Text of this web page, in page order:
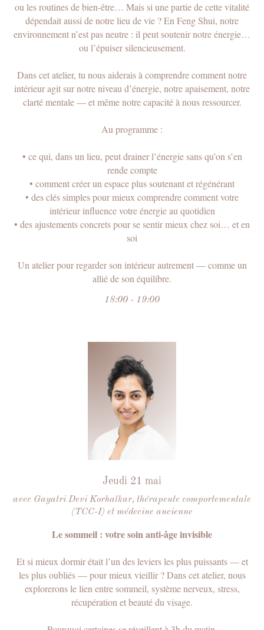
ou les routines de bien-être… Mais si une partie de cette vitalité
dépendait aussi de notre lieu de vie ? En Feng Shui, notre
environnement n’est pas neutre : il peut soutenir notre énergie…
ou l’épuiser silencieusement.
Dans cet atelier, tu nous aiderais à comprendre comment notre
intérieur agit sur notre niveau d’énergie, notre apaisement, notre
clarté mentale — et même notre capacité à nous ressourcer.
Au programme :
•⁠ ⁠ce qui, dans un lieu, peut drainer l’énergie sans qu’on s’en
rende compte
•⁠ ⁠comment créer un espace plus soutenant et régénérant
•⁠ ⁠des clés simples pour mieux comprendre comment votre
intérieur influence votre énergie au quotidien
•⁠ ⁠des ajustements concrets pour se sentir mieux chez soi… et en
soi
Un atelier pour regarder son intérieur autrement — comme un
allié de son équilibre.
18:00 - 19:00
Jeudi 21 mai
avec Gayatri Devi Korhalkar, thérapeute comportementale
(TCC-I) et médecine ancienne
Le sommeil : votre soin anti-âge invisible
Et si mieux dormir était l’un des leviers les plus puissants — et
les plus oubliés — pour mieux vieillir ? Dans cet atelier, nous
explorerons le lien entre sommeil, système nerveux, stress,
récupération et beauté du visage.
Uniquement des discussions pertinentes
et bénéfiques pour tout le monde.
Rejoignez le club et le chat.
Masha Marques
Fondatrice du Club Facegym
Et vous,
feriez-vous parti
du Club ?
vous souhaitez vous débarrasser des
rides d'expression ou des rides
vous avez déjà suivi
votre visage est souvent gonflé et vous
avez des poches/cernes sous les yeux
vous voulez éliminer le double menton ou
corriger l'asymétrie du visage
vous êtes préoccupé(e) par le teint terne
et gris de votre peau, et les produits de
soins ne semblent pas améliorer la
situation
à des méthodes de rajeunissement plus
radicales comme les injections et autres